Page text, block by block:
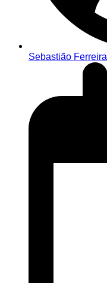
Sebastião Ferreira